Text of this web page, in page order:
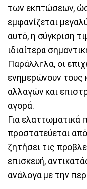
των εκπτώσεων,
εμφανίζεται
αυτό, η σύγκριση
ιδιαίτερα
Παράλληλα, οι
ενημερώνουν τους
αλλαγών και
αγορά.
Για ελαττωματικά
προστατεύεται
ζητήσει τις
επισκευή,
ανάλογα με την